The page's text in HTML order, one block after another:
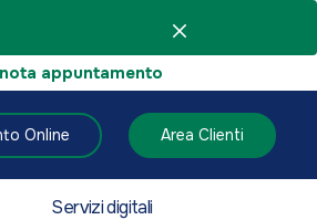
appuntamento
Online Area Clienti
Servizi digitali